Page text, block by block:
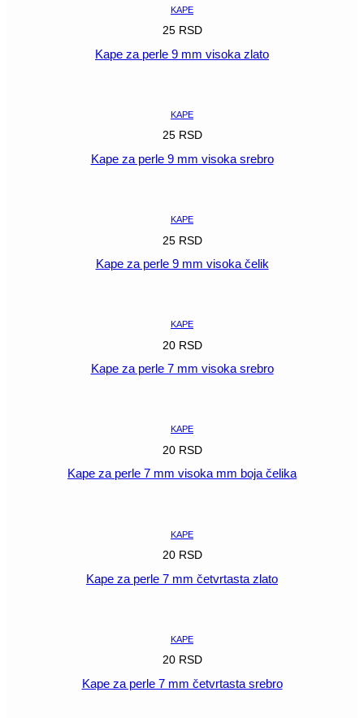
KAPE
25 RSD
Kape za perle 9 mm visoka zlato
KAPE
25 RSD
Kape za perle 9 mm visoka srebro
KAPE
25 RSD
Kape za perle 9 mm visoka čelik
KAPE
20 RSD
Kape za perle 7 mm visoka srebro
KAPE
20 RSD
Kape za perle 7 mm visoka mm boja čelika
KAPE
20 RSD
Kape za perle 7 mm četvrtasta zlato
KAPE
20 RSD
Kape za perle 7 mm četvrtasta srebro